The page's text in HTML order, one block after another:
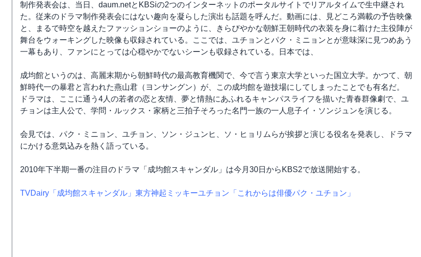
制作発表会は、当日、daum.netとKBSiの2つのインターネットのポータルサイトでリアルタイムで生中継され
た。従来のドラマ制作発表会にはない趣向を凝らした演出も話題を呼んだ。動画には、見どころ満載の予告映像
と、まるで時空を越えたファッションショーのように、きらびやかな朝鮮王朝時代の衣装を身に着けた主役陣が
舞台をウォーキングした映像も収録されている。ここでは、ユチョンとパク・ミニョンとが意味深に見つめあう
一幕もあり、ファンにとっては心穏やかでないシーンも収録されている。日本では、
成均館というのは、高麗末期から朝鮮時代の最高教育機関で、今で言う東京大学といった国立大学。かつて、朝
鮮時代一の暴君と言われた燕山君（ヨンサングン）が、この成均館を遊技場にしてしまったことでも有名だ。
ドラマは、ここに通う4人の若者の恋と友情、夢と情熱にあふれるキャンパスライフを描いた青春群像劇で、ユ
チョンは主人公で、学問・ルックス・家柄と三拍子そろった名門一族の一人息子イ・ソンジュンを演じる。
会見では、パク・ミニョン、ユチョン、ソン・ジュンヒ、ソ・ヒョリムらが挨拶と演じる役名を発表し、ドラマ
にかける意気込みを熱く語っている。
2010年下半期一番の注目のドラマ「成均館スキャンダル」は今月30日からKBS2で放送開始する。
TVDairy「成均館スキャンダル」東方神起ミッキーユチョン「これからは俳優パク・ユチョン」